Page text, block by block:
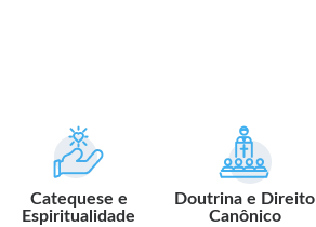
Catequese e
Espiritualidade
Doutrina e Direito
Canônico